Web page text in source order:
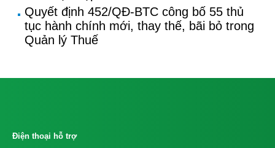
Quyết định 452/QĐ-BTC công bố 55 thủ
tục hành chính mới, thay thế, bãi bỏ trong
Quản lý Thuế
Điện thoại hỗ trợ